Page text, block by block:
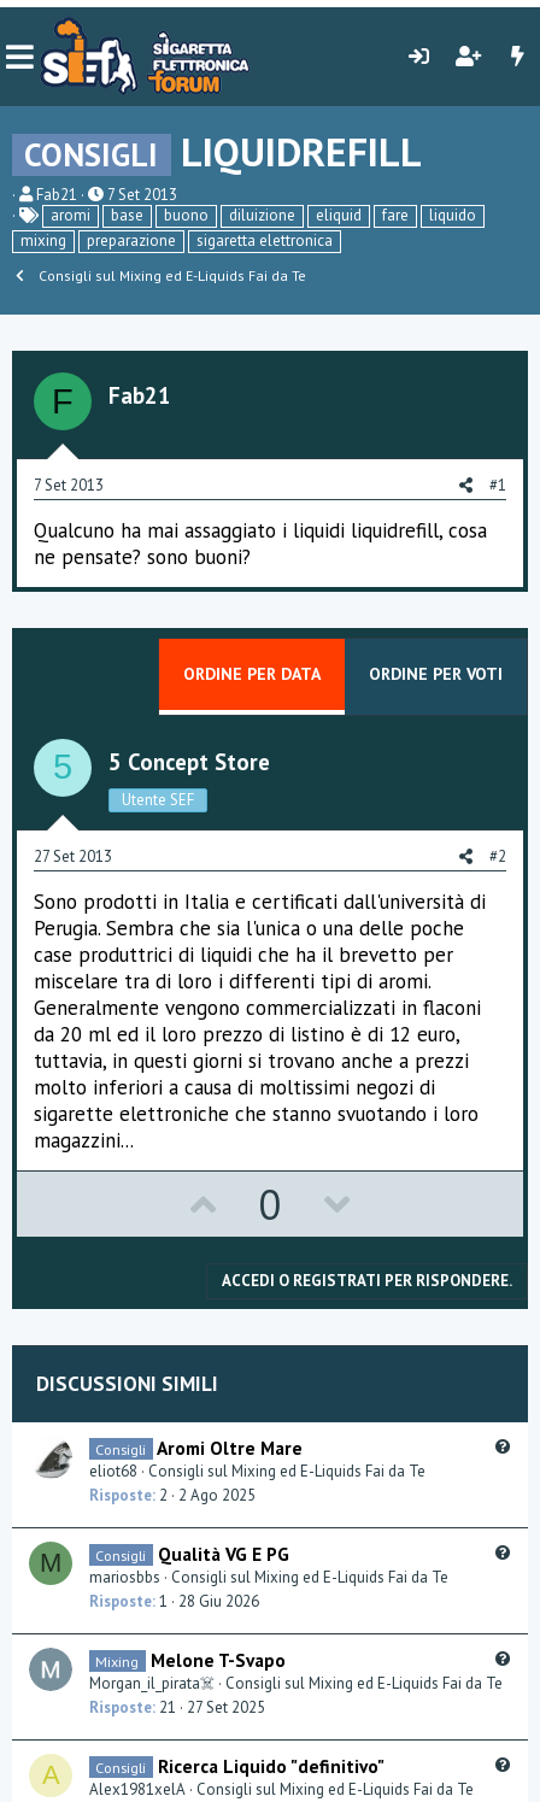
CONSIGLI LIQUIDREFILL
C
r
e
a
D
s
c
u
s
i
o
n
e
Fab21
D
a
t
a
d
i
o
7 Set 2013
aromi
base buono diluizione eliquid fare
liquido
mixing
preparazione sigaretta elettronica
Consigli sul Mixing ed E-Liquids Fai da Te
F Fab21
7 Set 2013 #1
Qualcuno ha mai assaggiato i liquidi liquidrefill, cosa
ne pensate? sono buoni?
ORDINE PER DATA ORDINE PER VOTI
5 5 Concept Store
Utente SEF
27 Set 2013 #2
Sono prodotti in Italia e certificati dall'università di
Perugia. Sembra che sia l'unica o una delle poche
case produttrici di liquidi che ha il brevetto per
miscelare tra di loro i differenti tipi di aromi.
Generalmente vengono commercializzati in flaconi
da 20 ml ed il loro prezzo di listino è di 12 euro,
tuttavia, in questi giorni si trovano anche a prezzi
molto inferiori a causa di moltissimi negozi di
sigarette elettroniche che stanno svuotando i loro
magazzini...
p
v
o
0
o
w
n
e
ACCEDI O REGISTRATI PER RISPONDERE.
DISCUSSIONI SIMILI
Consigli Aromi Oltre Mare
eliot68
Consigli sul Mixing ed E-Liquids Fai da Te
Risposte 2 2 Ago 2025
M Consigli Qualità VG E PG
mariosbbs
Consigli sul Mixing ed E-Liquids Fai da Te
Risposte 1 28 Giu 2026
Mixing Melone T-Svapo
Morgan_il_pirata☠️ Consigli sul Mixing ed E-Liquids Fai da Te
Risposte 21 27 Set 2025
A Consigli Ricerca Liquido "definitivo"
Alex1981xelA Consigli sul Mixing ed E-Liquids Fai da Te